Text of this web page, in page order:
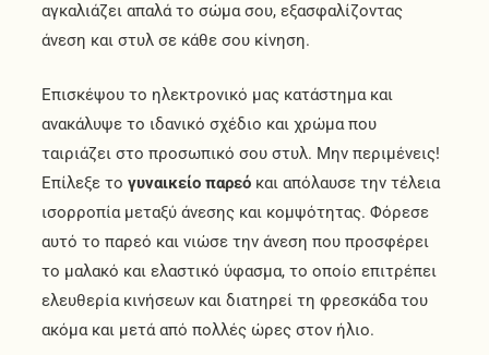
αγκαλιάζει απαλά το σώμα σου, εξασφαλίζοντας
άνεση και στυλ σε κάθε σου κίνηση.
Επισκέψου το ηλεκτρονικό μας κατάστημα και
ανακάλυψε το ιδανικό σχέδιο και χρώμα που
ταιριάζει στο προσωπικό σου στυλ. Μην περιμένεις!
Επίλεξε το γυναικείο παρεόκαι απόλαυσε την τέλεια
ισορροπία μεταξύ άνεσης και κομψότητας. Φόρεσε
αυτό το παρεό και νιώσε την άνεση που προσφέρει
το μαλακό και ελαστικό ύφασμα, το οποίο επιτρέπει
ελευθερία κινήσεων και διατηρεί τη φρεσκάδα του
ακόμα και μετά από πολλές ώρες στον ήλιο.